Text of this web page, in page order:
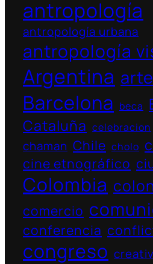
antropología
antropología urbana
antropología
Argentina arte
Barcelona beca
Cataluña celebracion
chaman Chile cholo
cine etnográfico
Colombia
comercio
conferencia
congreso